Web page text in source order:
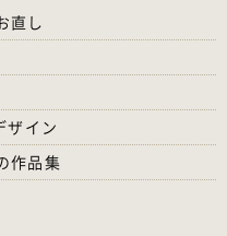
直し
イン
作品集